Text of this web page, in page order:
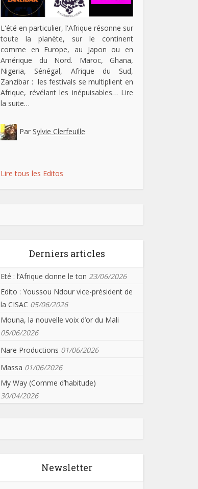
L'été en particulier, l'Afrique résonne sur
toute la planète, sur le continent
comme en Europe, au Japon ou en
Amérique du Nord. Maroc, Ghana,
Nigeria, Sénégal, Afrique du Sud,
Zanzibar : les festivals se multiplient en
Afrique, révélant les inépuisables… Lire
la suite…
Par Sylvie Clerfeuille
Lire tous les Editos
Derniers articles
Eté : l’Afrique donne le ton 23/06/2026
Edito : Youssou Ndour vice-président de
la CISAC 05/06/2026
Mouna, la nouvelle voix d’or du Mali
05/06/2026
Nare Productions 01/06/2026
Massa 01/06/2026
My Way (Comme d’habitude)
30/04/2026
Newsletter